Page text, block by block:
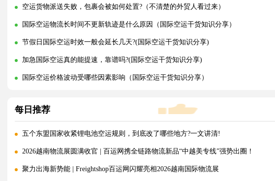
空运货物派送失败，包裹会被如何处置?（不清楚的外贸人看过来）
国际空运物流长时间不更新轨迹是什么原因（国际空运干货知识分享）
节假日国际空运时效一般会延长几天?(国际空运干货知识分享)
加急国际空运真的能提速，靠谱吗?(国际空运干货知识分享)
国际空运价格波动受哪些因素影响（国际空运干货知识分享）
每日推荐
五个东盟国家收紧锂电池空运规则，到底改了哪些地方?一文讲清!
2026越南物流展圆满收官 | 百运网携全链路物流新品“中越美专线”强势出圈！
聚力出海新势能 | Freightshop百运网闪耀亮相2026越南国际物流展